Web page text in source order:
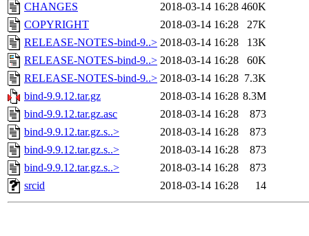
CHANGES
2018-03-14 16:28 460K
COPYRIGHT
2018-03-14 16:28
27K
RELEASE-NOTES-bind-9..> 2018-03-14 16:28
13K
RELEASE-NOTES-bind-9..> 2018-03-14 16:28
60K
RELEASE-NOTES-bind-9..> 2018-03-14 16:28 7.3K
bind-9.9.12.tar.gz
2018-03-14 16:28 8.3M
bind-9.9.12.tar.gz.asc
2018-03-14 16:28
873
bind-9.9.12.tar.gz.s..>
2018-03-14 16:28
873
bind-9.9.12.tar.gz.s..>
2018-03-14 16:28
873
bind-9.9.12.tar.gz.s..>
2018-03-14 16:28
873
srcid
2018-03-14 16:28 14